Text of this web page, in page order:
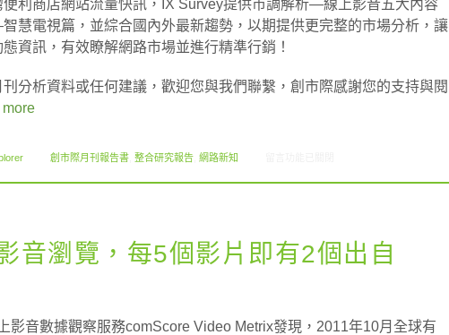
便利商店網站流量快訊，IX Survey提供市調解析—線上影音五大內容
慧電視篇，並綜合國內外最新趨勢，以期提供更完整的市場分析，讓
資訊，有效瞭解網路市場並進行精準行銷！
分析資料或任何建議，歡迎您與我們聯繫，創市際感謝您的支持與閱
more
創市際月刊報告書 整合研究報告 網路新知
音瀏覽，每5個影片即有2個出自
影音數據觀察服務comScore Video Metrix發現，2011年10月全球有